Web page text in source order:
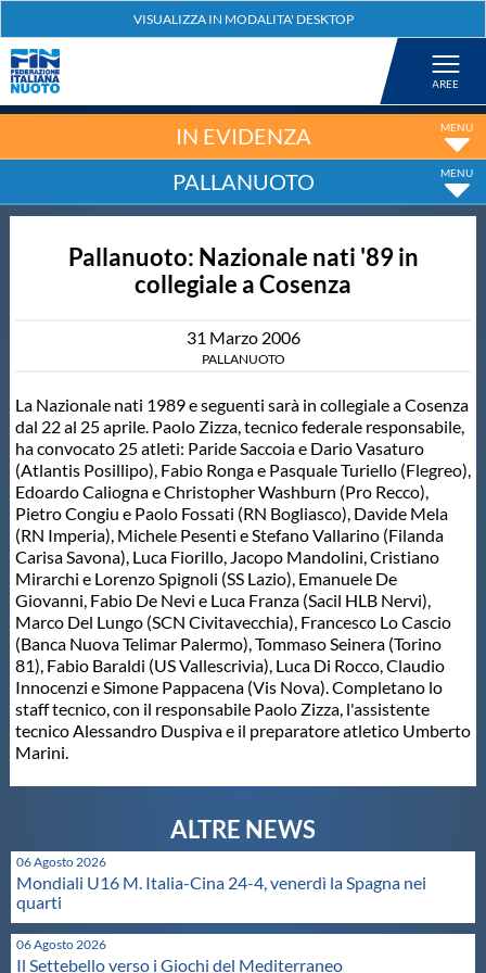
Nuoto
Tuffi
Salvamento
Master
Formazione
GUG
Scuole Nuoto
Propaganda
Centri Federali
Area Legislativa
IN EVIDENZA
PALLANUOTO
Pallanuoto: Nazionale nati '89 in
collegiale a Cosenza
31 Marzo 2006
PALLANUOTO
La Nazionale nati 1989 e seguenti sarà in collegiale a Cosenza
dal 22 al 25 aprile. Paolo Zizza, tecnico federale responsabile,
ha convocato 25 atleti: Paride Saccoia e Dario Vasaturo
(Atlantis Posillipo), Fabio Ronga e Pasquale Turiello (Flegreo),
Edoardo Caliogna e Christopher Washburn (Pro Recco),
Pietro Congiu e Paolo Fossati (RN Bogliasco), Davide Mela
(RN Imperia), Michele Pesenti e Stefano Vallarino (Filanda
Carisa Savona), Luca Fiorillo, Jacopo Mandolini, Cristiano
Mirarchi e Lorenzo Spignoli (SS Lazio), Emanuele De
Giovanni, Fabio De Nevi e Luca Franza (Sacil HLB Nervi),
Marco Del Lungo (SCN Civitavecchia), Francesco Lo Cascio
(Banca Nuova Telimar Palermo), Tommaso Seinera (Torino
81), Fabio Baraldi (US Vallescrivia), Luca Di Rocco, Claudio
Innocenzi e Simone Pappacena (Vis Nova). Completano lo
staff tecnico, con il responsabile Paolo Zizza, l'assistente
tecnico Alessandro Duspiva e il preparatore atletico Umberto
Marini.
06 Agosto 2026
Mondiali U16 M. Italia-Cina 24-4, venerdì la Spagna nei
quarti
06 Agosto 2026
Il Settebello verso i Giochi del Mediterraneo